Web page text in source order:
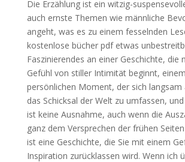
Die Erzählung ist ein witzig-
auch ernste Themen wie männliche
angeht, was es zu einem fesselnden
kostenlose bücher pdf etwas
Faszinierendes an einer Geschichte, die
Gefühl von stiller Intimität beginnt,
persönlichen Moment, der sich
das Schicksal der Welt zu umfassen,
ist keine Ausnahme, auch wenn die
ganz dem Versprechen der frühen
ist eine Geschichte, die Sie mit einem
Inspiration zurücklassen wird. Wenn ich